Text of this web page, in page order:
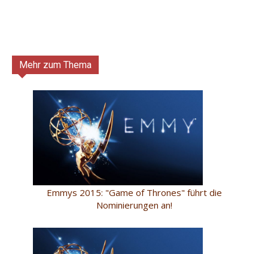
Mehr zum Thema
Emmys 2015: "Game of Thrones" führt die
Nominierungen an!